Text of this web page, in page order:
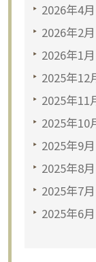
2026年4月
2026年2月
2026年1月
2025年12
2025年11
2025年10
2025年9月
2025年8月
2025年7月
2025年6月